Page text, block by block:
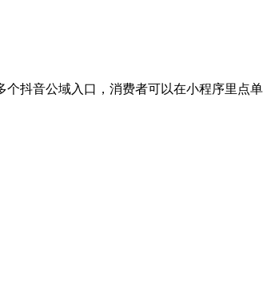
个抖音公域入口，消费者可以在小程序里点